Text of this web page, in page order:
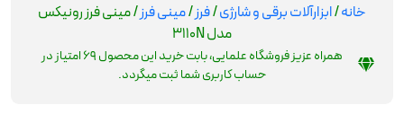
خانه/ابزارآلات برقی و شارژی/فرز/مینی فرز/ مینی فرز رونیکس
مدل 3110N
همراه عزیز فروشگاه علمایی، بابت خرید این محصول69امتیاز در
حساب کاربری شما ثبت میگردد.